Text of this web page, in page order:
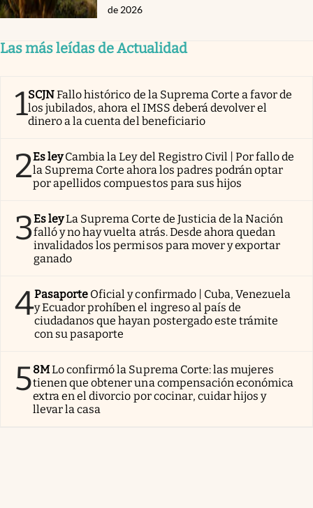
de 2026
Las más leídas de Actualidad
1SCJNFallo histórico de la Suprema Corte a favor de
los jubilados, ahora el IMSS deberá devolver el
dinero a la cuenta del beneficiario
2Es ley Cambia la Ley del Registro Civil | Por fallo de
la Suprema Corte ahora los padres podrán optar
por apellidos compuestos para sus hijos
3Es leyLa Suprema Corte de Justicia de la Nación
falló y no hay vuelta atrás. Desde ahora quedan
invalidados los permisos para mover y exportar
ganado
4Pasaporte Oficial y confirmado | Cuba, Venezuela
y Ecuador prohíben el ingreso al país de
ciudadanos que hayan postergado este trámite
con su pasaporte
58MLo confirmó la Suprema Corte: las mujeres
tienen que obtener una compensación económica
extra en el divorcio por cocinar, cuidar hijos y
llevar la casa